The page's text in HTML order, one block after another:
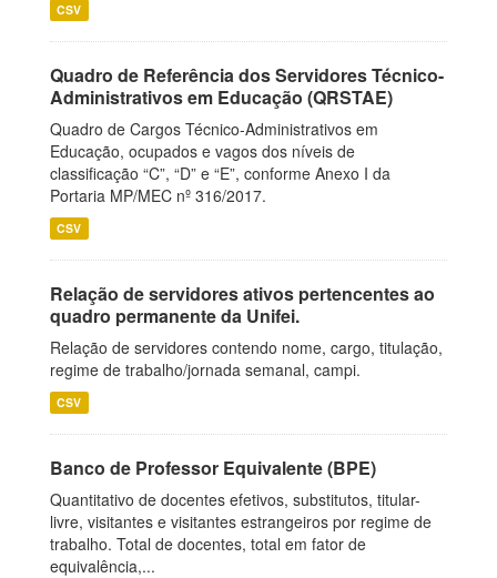
CSV
Quadro de Referência dos Servidores Técnico-
Administrativos em Educação (QRSTAE)
Quadro de Cargos Técnico-Administrativos em
Educação, ocupados e vagos dos níveis de
classificação “C”, “D” e “E”, conforme Anexo I da
Portaria MP/MEC nº 316/2017.
CSV
Relação de servidores ativos pertencentes ao
quadro permanente da Unifei.
Relação de servidores contendo nome, cargo, titulação,
regime de trabalho/jornada semanal, campi.
CSV
Banco de Professor Equivalente (BPE)
Quantitativo de docentes efetivos, substitutos, titular-
livre, visitantes e visitantes estrangeiros por regime de
trabalho. Total de docentes, total em fator de
equivalência,...